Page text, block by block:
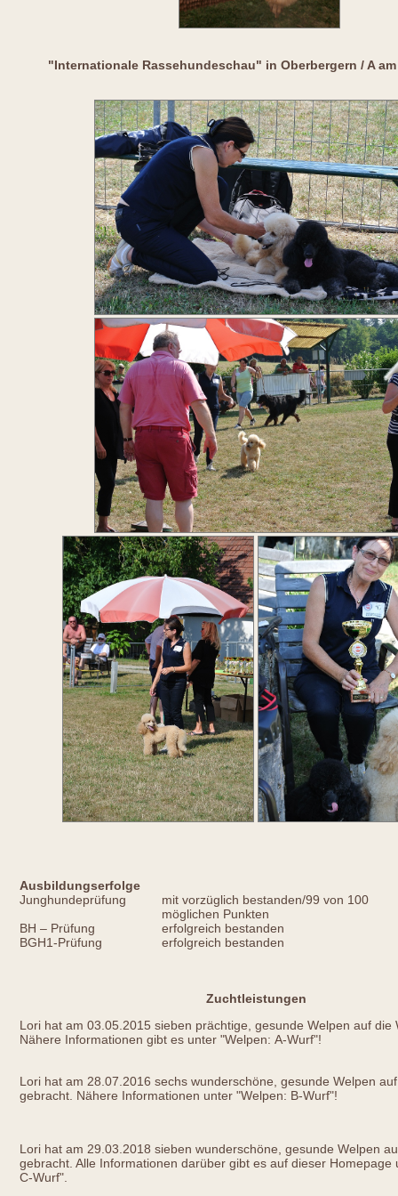
"Internationale Rassehundeschau" in Oberbergern / A am
Ausbildungserfolge
Junghundeprüfung mit vorzüglich bestanden/99 von 100
möglichen Punkten
BH – Prüfung
erfolgreich bestanden
BGH1-Prüfung
erfolgreich bestanden
Zuchtleistungen
Lori hat am 03.05.2015 sieben prächtige, gesunde Welpen auf die
Nähere Informationen gibt es unter "Welpen: A-Wurf"!
Lori hat am 28.07.2016 sechs wunderschöne, gesunde Welpen
gebracht. Nähere Informationen unter "Welpen: B-Wurf"!
Lori hat am 29.03.2018 sieben wunderschöne, gesunde Welpen
gebracht. Alle Informationen darüber gibt es auf dieser Homepage
C-Wurf".